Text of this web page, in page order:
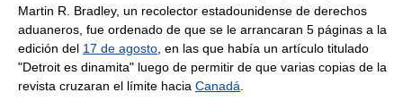
Martin R. Bradley, un recolector estadounidense de derechos
aduaneros, fue ordenado de que se le arrancaran 5 páginas a la
edición del 17 de agosto , en las que había un artículo titulado
"Detroit es dinamita" luego de permitir de que varias copias de la
revista cruzaran el límite hacia Canadá